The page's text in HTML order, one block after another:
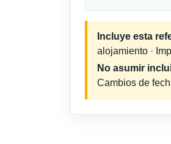
Incluye esta
alojamiento ·
No asumir
Cambios de